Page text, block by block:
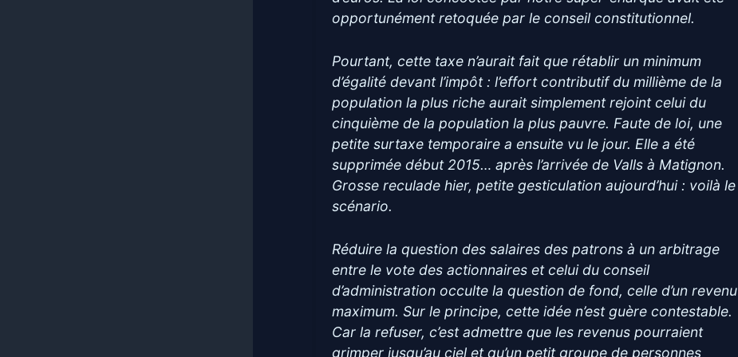
opportunément retoquée par le conseil constitutionnel.
Pourtant, cette taxe n’aurait fait que rétablir un minimum
d’égalité devant l’impôt : l’effort contributif du millième de la
population la plus riche aurait simplement rejoint celui du
cinquième de la population la plus pauvre. Faute de loi, une
petite surtaxe temporaire a ensuite vu le jour. Elle a été
supprimée début 2015… après l’arrivée de Valls à Matignon.
Grosse reculade hier, petite gesticulation aujourd’hui : voilà le
scénario.
Réduire la question des salaires des patrons à un arbitrage
entre le vote des actionnaires et celui du conseil
d’administration occulte la question de fond, celle d’un revenu
maximum. Sur le principe, cette idée n’est guère contestable.
Car la refuser, c’est admettre que les revenus pourraient
grimper jusqu’au ciel et qu’un petit groupe de personnes